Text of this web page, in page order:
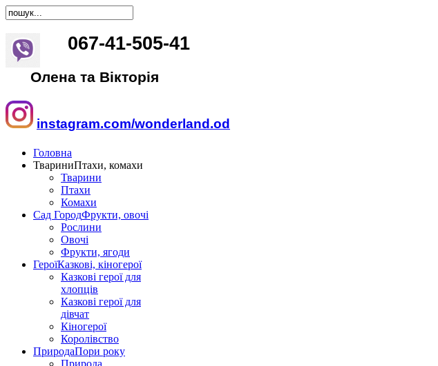
067-41-505-41
Олена та Вікторія
instagram.com/wonderland.od
Головна
ТвариниПтахи, комахи
Тварини
Птахи
Комахи
Сад ГородФрукти, овочі
Рослини
Овочі
Фрукти, ягоди
ГероїКазкові, кіногерої
Казкові герої для
хлопців
Казкові герої для
дівчат
Кіногерої
Королівство
ПриродаПори року
Природа